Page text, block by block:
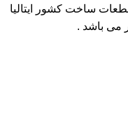
قطعات ساخت کشور ایتالیا
می باشد .